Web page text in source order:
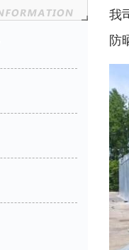
我
防